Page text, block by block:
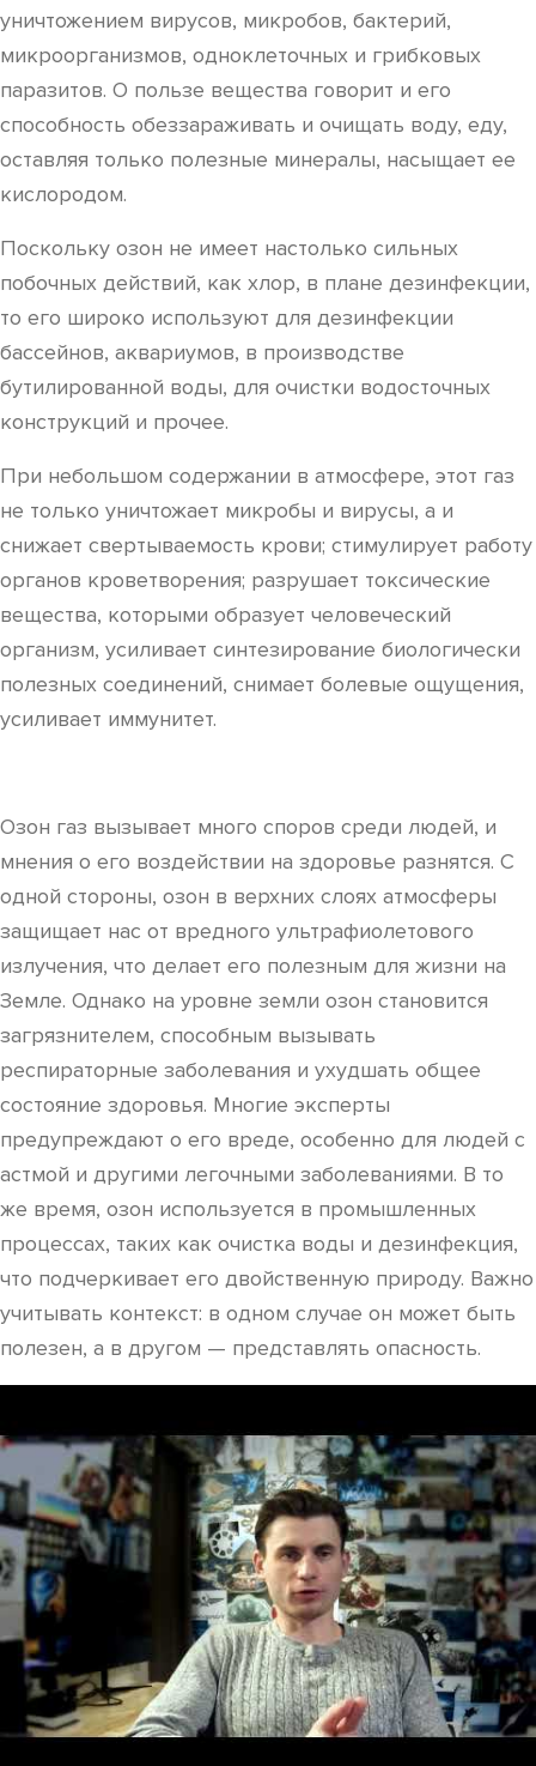
уничтожением вирусов, микробов, бактерий,
микроорганизмов, одноклеточных и грибковых
паразитов. О пользе вещества говорит и его
способность обеззараживать и очищать воду, еду,
оставляя только полезные минералы, насыщает ее
кислородом.
Поскольку озон не имеет настолько сильных
побочных действий, как хлор, в плане дезинфекции,
то его широко используют для дезинфекции
бассейнов, аквариумов, в производстве
бутилированной воды, для очистки водосточных
конструкций и прочее.
При небольшом содержании в атмосфере, этот газ
не только уничтожает микробы и вирусы, а и
снижает свертываемость крови; стимулирует работу
органов кроветворения; разрушает токсические
вещества, которыми образует человеческий
организм, усиливает синтезирование биологически
полезных соединений, снимает болевые ощущения,
усиливает иммунитет.
Озон газ вызывает много споров среди людей, и
мнения о его воздействии на здоровье разнятся. С
одной стороны, озон в верхних слоях атмосферы
защищает нас от вредного ультрафиолетового
излучения, что делает его полезным для жизни на
Земле. Однако на уровне земли озон становится
загрязнителем, способным вызывать
респираторные заболевания и ухудшать общее
состояние здоровья. Многие эксперты
предупреждают о его вреде, особенно для людей с
астмой и другими легочными заболеваниями. В то
же время, озон используется в промышленных
процессах, таких как очистка воды и дезинфекция,
что подчеркивает его двойственную природу. Важно
учитывать контекст: в одном случае он может быть
полезен, а в другом — представлять опасность.